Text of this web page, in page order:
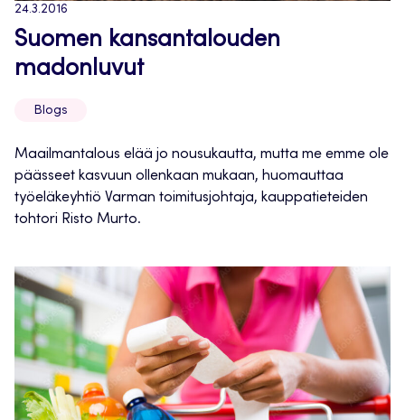
24.3.2016
Suomen kansantalouden
madonluvut
Blogs
Maailmantalous elää jo nousukautta, mutta me emme ole
päässeet kasvuun ollenkaan mukaan, huomauttaa
työeläkeyhtiö Varman toimitusjohtaja, kauppatieteiden
tohtori Risto Murto.